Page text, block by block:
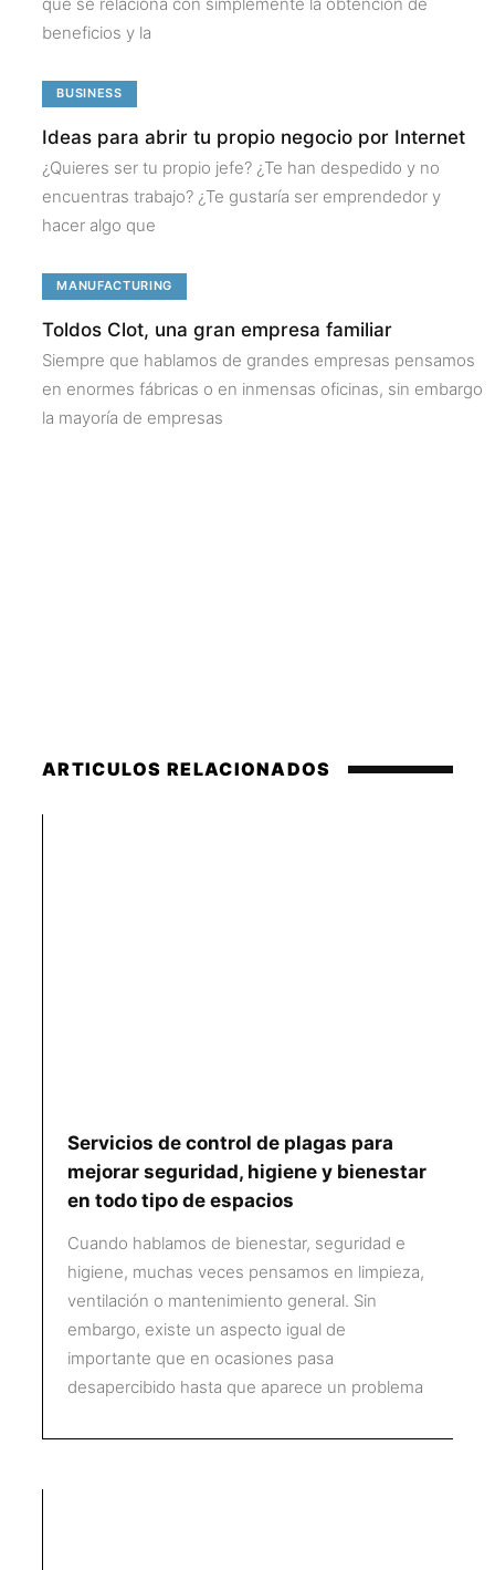
beneficios y la
BUSINESS
Ideas para abrir tu propio negocio por Internet
¿Quieres ser tu propio jefe? ¿Te han despedido y no
encuentras trabajo? ¿Te gustaría ser emprendedor y
hacer algo que
MANUFACTURING
Toldos Clot, una gran empresa familiar
Siempre que hablamos de grandes empresas pensamos
en enormes fábricas o en inmensas oficinas, sin embargo
la mayoría de empresas
ARTICULOS RELACIONADOS
Servicios de control de plagas para
mejorar seguridad, higiene y bienestar
en todo tipo de espacios
Cuando hablamos de bienestar, seguridad e
higiene, muchas veces pensamos en limpieza,
ventilación o mantenimiento general. Sin
embargo, existe un aspecto igual de
importante que en ocasiones pasa
desapercibido hasta que aparece un problema